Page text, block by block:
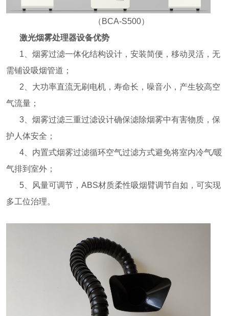
（BCA-S500）
激光烟雾处理器设备优势
1、烟雾过滤一体化结构设计，安装简便，移动灵活，无
需铺设吸烟管道；
2、大功率直流无刷电机，寿命长，噪音小，产生较高空
气流量；
3、烟雾过滤三重过滤设计确保滤除烟雾中有害物质，保
护人体安全；
4、内置式烟雾过滤循环空气过滤方式避免将室内冷气/暖
气排到室外；
5、风量可调节，ABS材质柔性吸烟臂调节自如，可实现
多工位治理。